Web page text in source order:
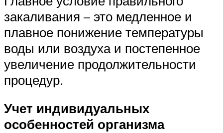
закаливания – это медленное и
плавное понижение температуры
воды или воздуха и постепенное
увеличение продолжительности
процедур.
Учет индивидуальных
особенностей организма